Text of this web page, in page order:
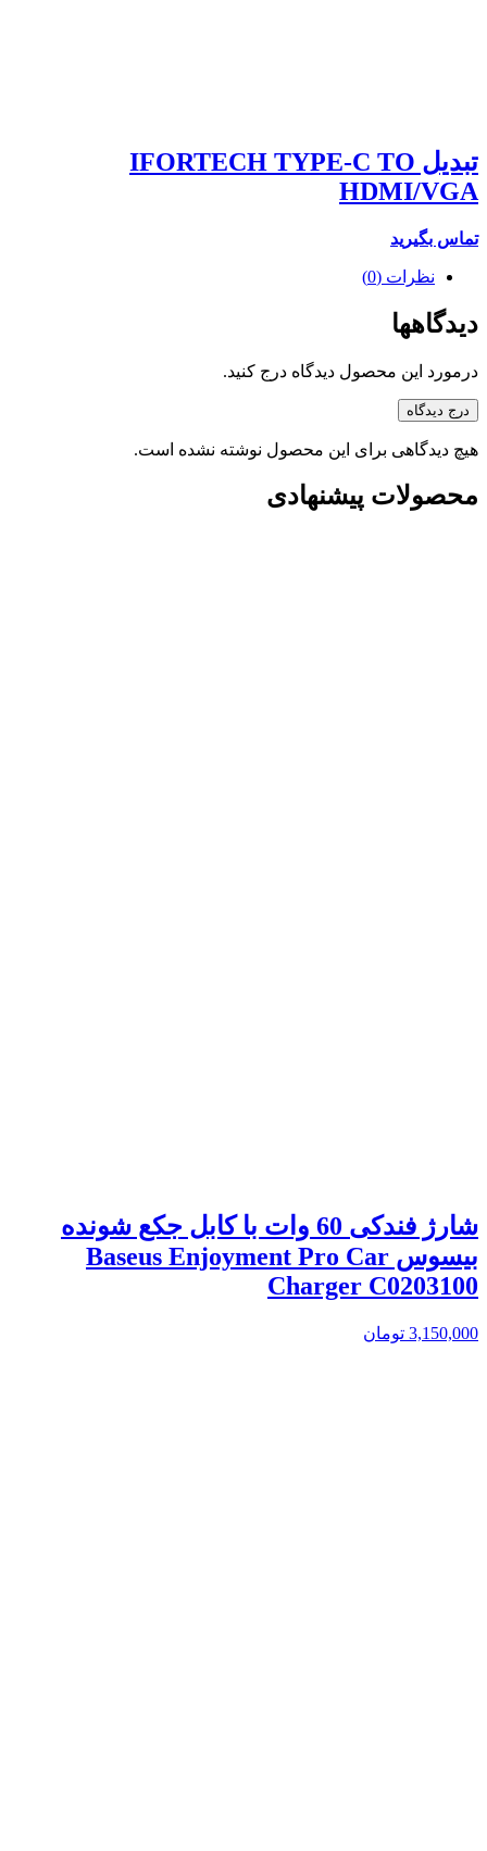
تبدیل IFORTECH TYPE-C TO
HDMI/VGA
تماس بگیرید
نظرات (0)
دیدگاهها
درمورد این محصول دیدگاه درج کنید.
درج دیدگاه
هیچ دیدگاهی برای این محصول نوشته نشده است.
محصولات پیشنهادی
شارژ فندکی 60 وات با کابل جکع شونده
بیسوس Baseus Enjoyment Pro Car
Charger C0203100
3,150,000 تومان